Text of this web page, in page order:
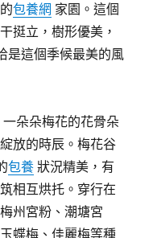
包養網 家園。這個
挺立，樹形優美，
是這個季候最美的風
朵朵梅花的花骨朵
放的時辰。梅花谷
包養 狀況精美，有
相互烘托。穿行在
州宮粉、潮塘宮
蝶梅、佳麗梅等種